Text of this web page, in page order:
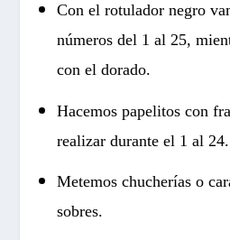
Con el rotulador negro
números del 1 al 25,
con el dorado.
Hacemos papelitos con
realizar durante el 1 al 24.
Metemos chucherías o
sobres.